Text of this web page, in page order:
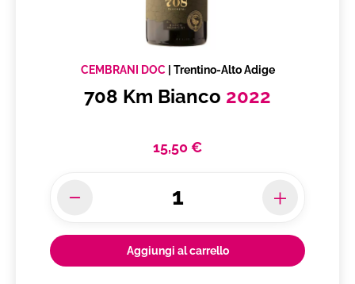
CEMBRANI DOC Trentino-Alto Adige
708 Km Bianco 2022
15,50 €
Aggiungi al carrello